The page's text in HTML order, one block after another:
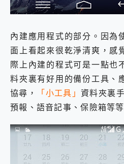
內建應用程式的部分。因為
面上看起來很乾淨清爽，感
際上內建的程式可是一點也
料夾裏有好用的備份工具、
協尋，
「小工具」資料夾裏
預報、語音記事、保險箱等等